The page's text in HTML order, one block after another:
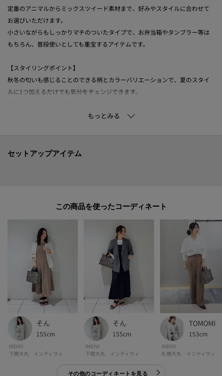
定番のアニマルからミックスツイード素材まで、好みやスタイルに合わせて
お選びいただけます。
小さいながらもしっかりマチのついたタイプで、お弁当箱やタンブラー等は
もちろん、普段使いとしても重宝するアイテムです。
【スタイリングポイント】
秋冬の匂いも感じることのできる柄とカラーバリエーションで、夏のスタイ
ルに1つ加えるだけでも気分をチェンジできます。
キーリングチャーム(127‐01545)を付けるものおすすめです。
・ポケット数：内側×1
[お気に入り登録とは？]
オンラインサイトの各アイテムにある「ハートマーク」を
クリックして簡単に追加できます！
[おすすめPOINT]
お得な情報をGETできます！！
POINT.1
再入荷通知や、値下げ情報・在庫状況をメルマガにてお知らせ♪
POINT.2
マイページでお気に入り一覧をチェックでき、
自分だけのお買い物リストがつくれる♪
セットアップアイテム
この商品を使った
そん
155cm
INDIVI
下関大丸 インディヴィ
そん
155cm
INDIVI
下関大丸 インディヴィ
TOMOMI
153cm
INDIVI
札幌大丸 インディヴィ
その他のコーディネートを見る